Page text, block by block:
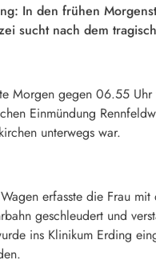
In den frühen
sucht nach dem
Morgen gegen 06.55 Uhr
Einmündung
unterwegs war.
erfasste die Frau
geschleudert und
ins Klinikum Erding